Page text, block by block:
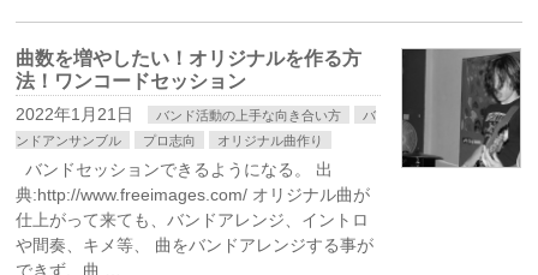
曲数を増やしたい！オリジナルを作る方
法！ワンコードセッション
2022年1月21日 バンド活動の上手な向き合い方
バ
ンドアンサンブル
プロ志向 オリジナル曲作り
バンドセッションできるようになる。 出
典:http://www.freeimages.com/ オリジナル曲が
仕上がって来ても、バンドアレンジ、イントロ
や間奏、キメ等、 曲をバンドアレンジする事が
できず、曲 …